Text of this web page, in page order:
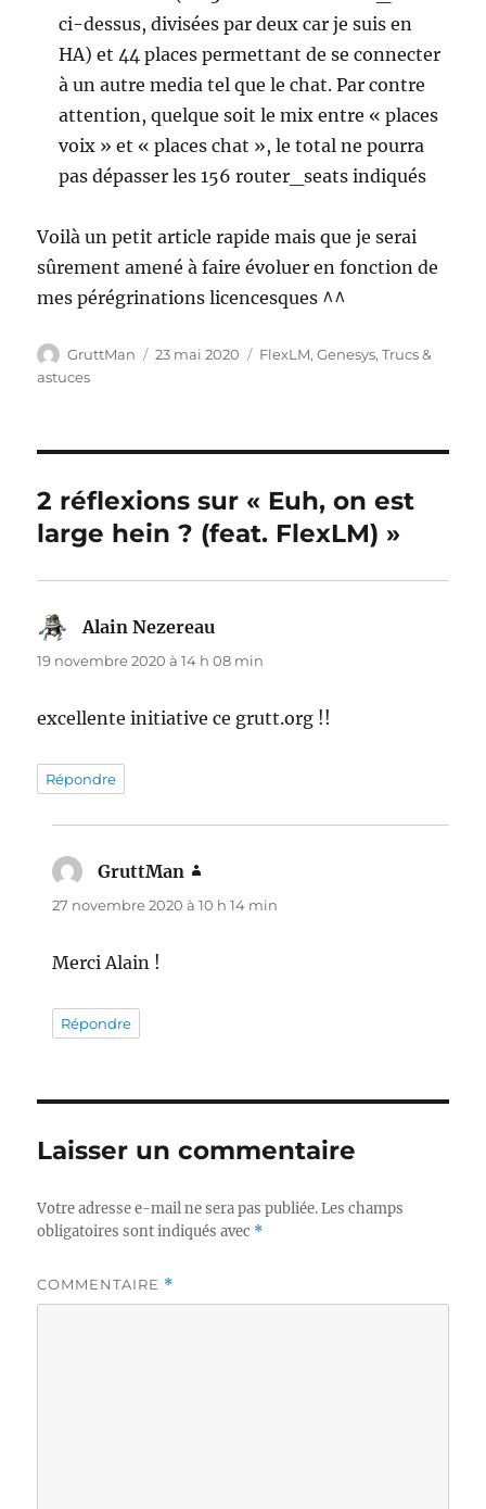
ci-dessus, divisées par deux car je suis en
HA) et 44 places permettant de se connecter
à un autre media tel que le chat. Par contre
attention, quelque soit le mix entre « places
voix » et « places chat », le total ne pourra
pas dépasser les 156 router_seats indiqués
Voilà un petit article rapide mais que je serai
sûrement amené à faire évoluer en fonction de
mes pérégrinations licencesques ^^
Auteur
GruttMan
Publié
23 mai 2020 Catégories
FlexLM,Genesys,Trucs &
astuces
2 réflexions sur « Euh, on est
large hein ? (feat. FlexLM) »
Alain Nezereau
19 novembre 2020 à 14 h 08 min
excellente initiative ce grutt.org !!
Répondre
GruttMan
27 novembre 2020 à 10 h 14 min
Merci Alain !
Répondre
Laisser un commentaire
Votre adresse e-mail ne sera pas publiée. Les champs
obligatoires sont indiqués avec *
COMMENTAIRE *